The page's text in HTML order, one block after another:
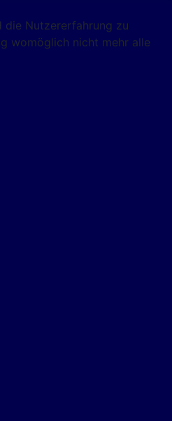
die Nutzererfahrung zu
womöglich nicht mehr alle